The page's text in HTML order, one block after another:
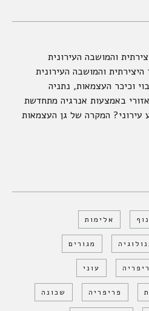
והמושבה העירונית
היצירתית והמושבה העירונית
וכיכר העצמאות, נתניה
באמצעות אנרגיה מתחדשת
עירוני? המקרה של גן העצמאות
אלימות
מגורים
עוני
פריפריה שכונה